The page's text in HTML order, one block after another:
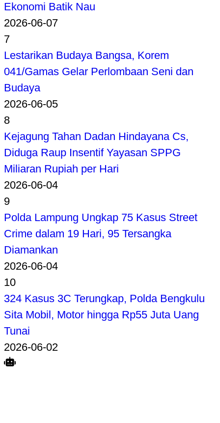
Ekonomi Batik Nau
2026-06-07
7
Lestarikan Budaya Bangsa, Korem
041/Gamas Gelar Perlombaan Seni dan
Budaya
2026-06-05
8
Kejagung Tahan Dadan Hindayana Cs,
Diduga Raup Insentif Yayasan SPPG
Miliaran Rupiah per Hari
2026-06-04
9
Polda Lampung Ungkap 75 Kasus Street
Crime dalam 19 Hari, 95 Tersangka
Diamankan
2026-06-04
10
324 Kasus 3C Terungkap, Polda Bengkulu
Sita Mobil, Motor hingga Rp55 Juta Uang
Tunai
2026-06-02